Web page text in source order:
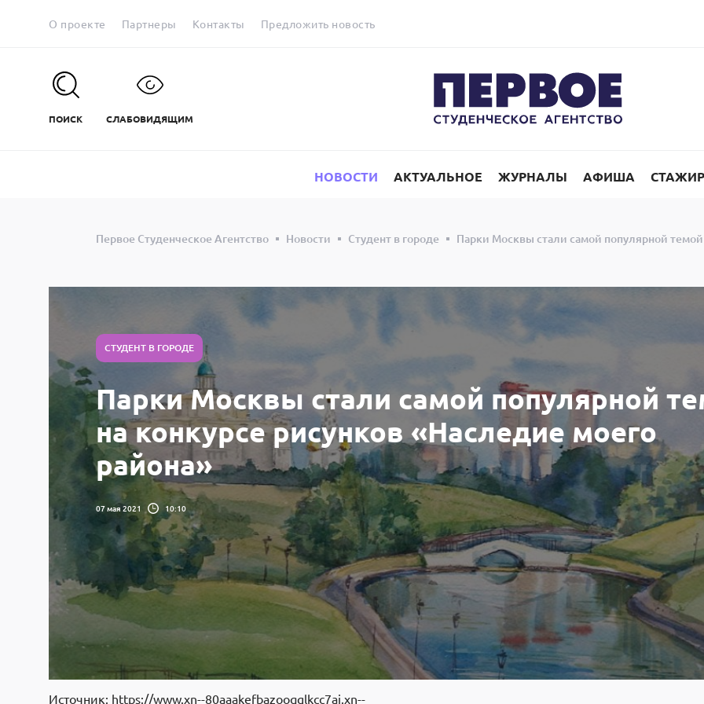
О проекте Партнеры Контакты Предложить новость
ПОИСК СЛАБОВИДЯЩИМ
НОВОСТИ АКТУАЛЬНОЕ ЖУРНАЛЫ АФИША
Первое Студенческое Агентство Новости Студент в городе Парки Москвы стали самой популярной
СТУДЕНТ В ГОРОДЕ
Парки Москвы стали самой популярной
на конкурсе рисунков «Наследие моего
района»
07 мая 2021 10:10
Источник: https://www.xn--80aaakefbazooqglkcc7ai.xn--